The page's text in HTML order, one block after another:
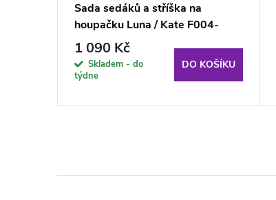
Sada sedáků a stříška na
houpačku Luna / Kate F004-
01LB PATIO
1 090 Kč
Skladem - do
týdne
DO KOŠÍKU